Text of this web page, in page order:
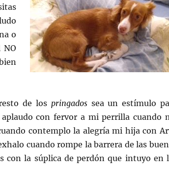
o
NO
de los pringadossea un estímulo
con fervor a mi perrilla cuando
contemplo la alegría mi hija con
cuando rompe la barrera de las
con la súplica de perdón que intuyo en